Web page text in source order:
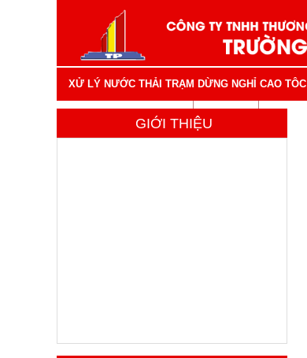
XỬ LÝ NƯỚC THẢI TRẠM DỪNG NGHỈ CAO TÔC
VẬT TƯ NGÀNH NƯỚC LIÊN HỆ
GIỚI THIỆU